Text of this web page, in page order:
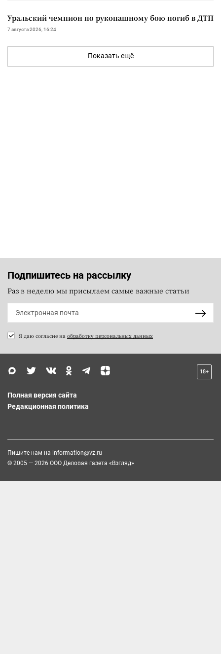
Уральский чемпион по рукопашному бою погиб в ДТП
7 августа 2026, 16:24
Показать ещё
Подпишитесь на рассылку
Раз в неделю мы присылаем самые важные статьи
Я даю согласие на обработку персональных данных
18+
Полная версия сайта
Редакционная политика
Пишите нам на information@vz.ru
© 2005 — 2026 ООО Деловая газета «Взгляд»